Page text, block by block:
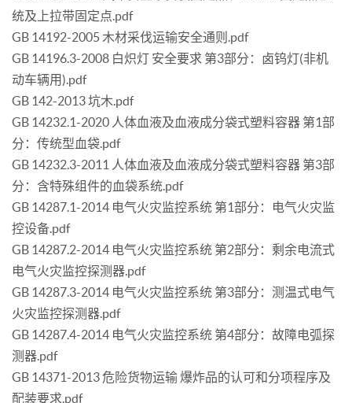
统及上拉带固定点.pdf
GB 14192-2005 木材采伐运输安全通则.pdf
GB 14196.3-2008 白炽灯 安全要求 第3部分：卤钨灯(非机
动车辆用).pdf
GB 142-2013 坑木.pdf
GB 14232.1-2020 人体血液及血液成分袋式塑料容器 第1部
分：传统型血袋.pdf
GB 14232.3-2011 人体血液及血液成分袋式塑料容器 第3部
分：含特殊组件的血袋系统.pdf
GB 14287.1-2014 电气火灾监控系统 第1部分：电气火灾监
控设备.pdf
GB 14287.2-2014 电气火灾监控系统 第2部分：剩余电流式
电气火灾监控探测器.pdf
GB 14287.3-2014 电气火灾监控系统 第3部分：测温式电气
火灾监控探测器.pdf
GB 14287.4-2014 电气火灾监控系统 第4部分：故障电弧探
测器.pdf
GB 14371-2013 危险货物运输 爆炸品的认可和分项程序及
配装要求.pdf